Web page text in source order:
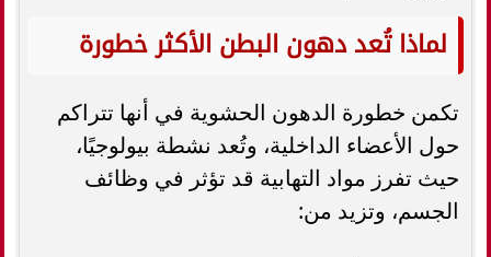
لماذا تُعد دهون البطن الأكثر خطورة
تكمن خطورة الدهون الحشوية في أنها تتراكم
حول الأعضاء الداخلية، وتُعد نشطة بيولوجيًا،
حيث تفرز مواد التهابية قد تؤثر في وظائف
الجسم، وتزيد من: